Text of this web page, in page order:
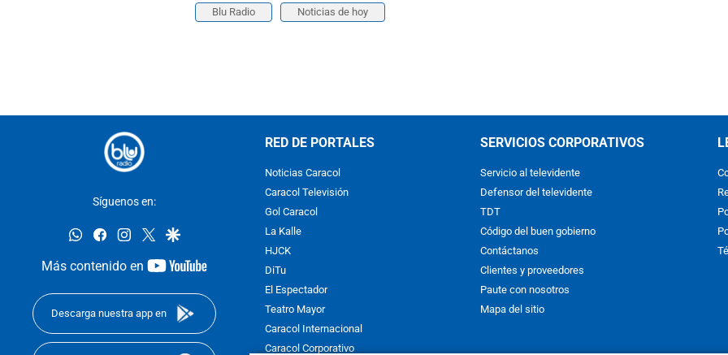
Blu Radio Noticias de hoy
Síguenos en:
whatsappfacebookinstagram
twittergoogle
Más contenido en
youtube-
Descarga nuestra app en
RED DE PORTALES
Noticias Caracol
Caracol Televisión
Gol Caracol
La Kalle
HJCK
DiTu
El Espectador
Teatro Mayor
Caracol Internacional
Caracol Corporativo
SERVICIOS CORPORATIVOS
Servicio al televidente
Defensor del televidente
TDT
Código del buen gobierno
Contáctanos
Clientes y proveedores
Paute con nosotros
Mapa del sitio